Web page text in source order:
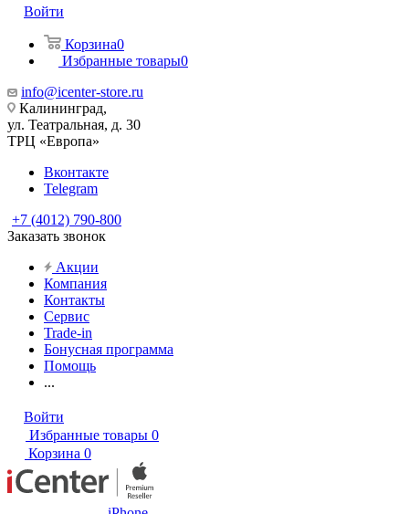
Войти
Корзина0
Избранные товары0
info@icenter-store.ru
Калининград,
ул. Театральная, д. 30
ТРЦ «Европа»
Вконтакте
Telegram
+7 (4012) 790-800
Заказать звонок
Акции
Компания
Контакты
Сервис
Trade-in
Бонусная программа
Помощь
...
Войти
Избранные товары 0
Корзина 0